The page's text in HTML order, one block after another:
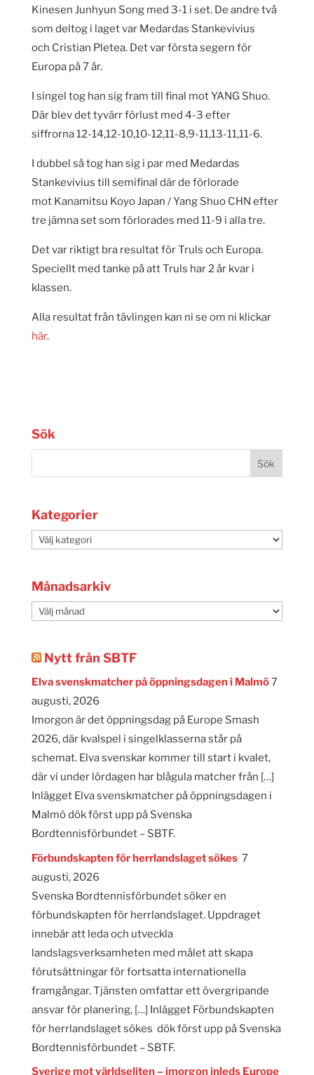
Kinesen Junhyun Song med 3-1 i set. De andre två
som deltog i laget var Medardas Stankevivius
och Cristian Pletea. Det var första segern för
Europa på 7 år.
I singel tog han sig fram till final mot YANG Shuo.
Där blev det tyvärr förlust med 4-3 efter
siffrorna 12-14,12-10,10-12,11-8,9-11,13-11,11-6.
I dubbel så tog han sig i par med Medardas
Stankevivius till semifinal där de förlorade
mot Kanamitsu Koyo Japan / Yang Shuo CHN efter
tre jämna set som förlorades med 11-9 i alla tre.
Det var riktigt bra resultat för Truls och Europa.
Speciellt med tanke på att Truls har 2 år kvar i
klassen.
Alla resultat från tävlingen kan ni se om ni klickar
här.
Sök
Kategorier
Kategorier
Månadsarkiv
Månadsarkiv
Nytt från SBTF
Elva svenskmatcher på öppningsdagen i Malmö7
augusti, 2026
Imorgon är det öppningsdag på Europe Smash
2026, där kvalspel i singelklasserna står på
schemat. Elva svenskar kommer till start i kvalet,
där vi under lördagen har blågula matcher från […]
Inlägget Elva svenskmatcher på öppningsdagen i
Malmö dök först upp på Svenska
Bordtennisförbundet – SBTF.
Förbundskapten för herrlandslaget sökes 7
augusti, 2026
Svenska Bordtennisförbundet söker en
förbundskapten för herrlandslaget. Uppdraget
innebär att leda och utveckla
landslagsverksamheten med målet att skapa
förutsättningar för fortsatta internationella
framgångar. Tjänsten omfattar ett övergripande
ansvar för planering, […] Inlägget Förbundskapten
för herrlandslaget sökes dök först upp på Svenska
Bordtennisförbundet – SBTF.
Sverige mot världseliten – imorgon inleds Europe